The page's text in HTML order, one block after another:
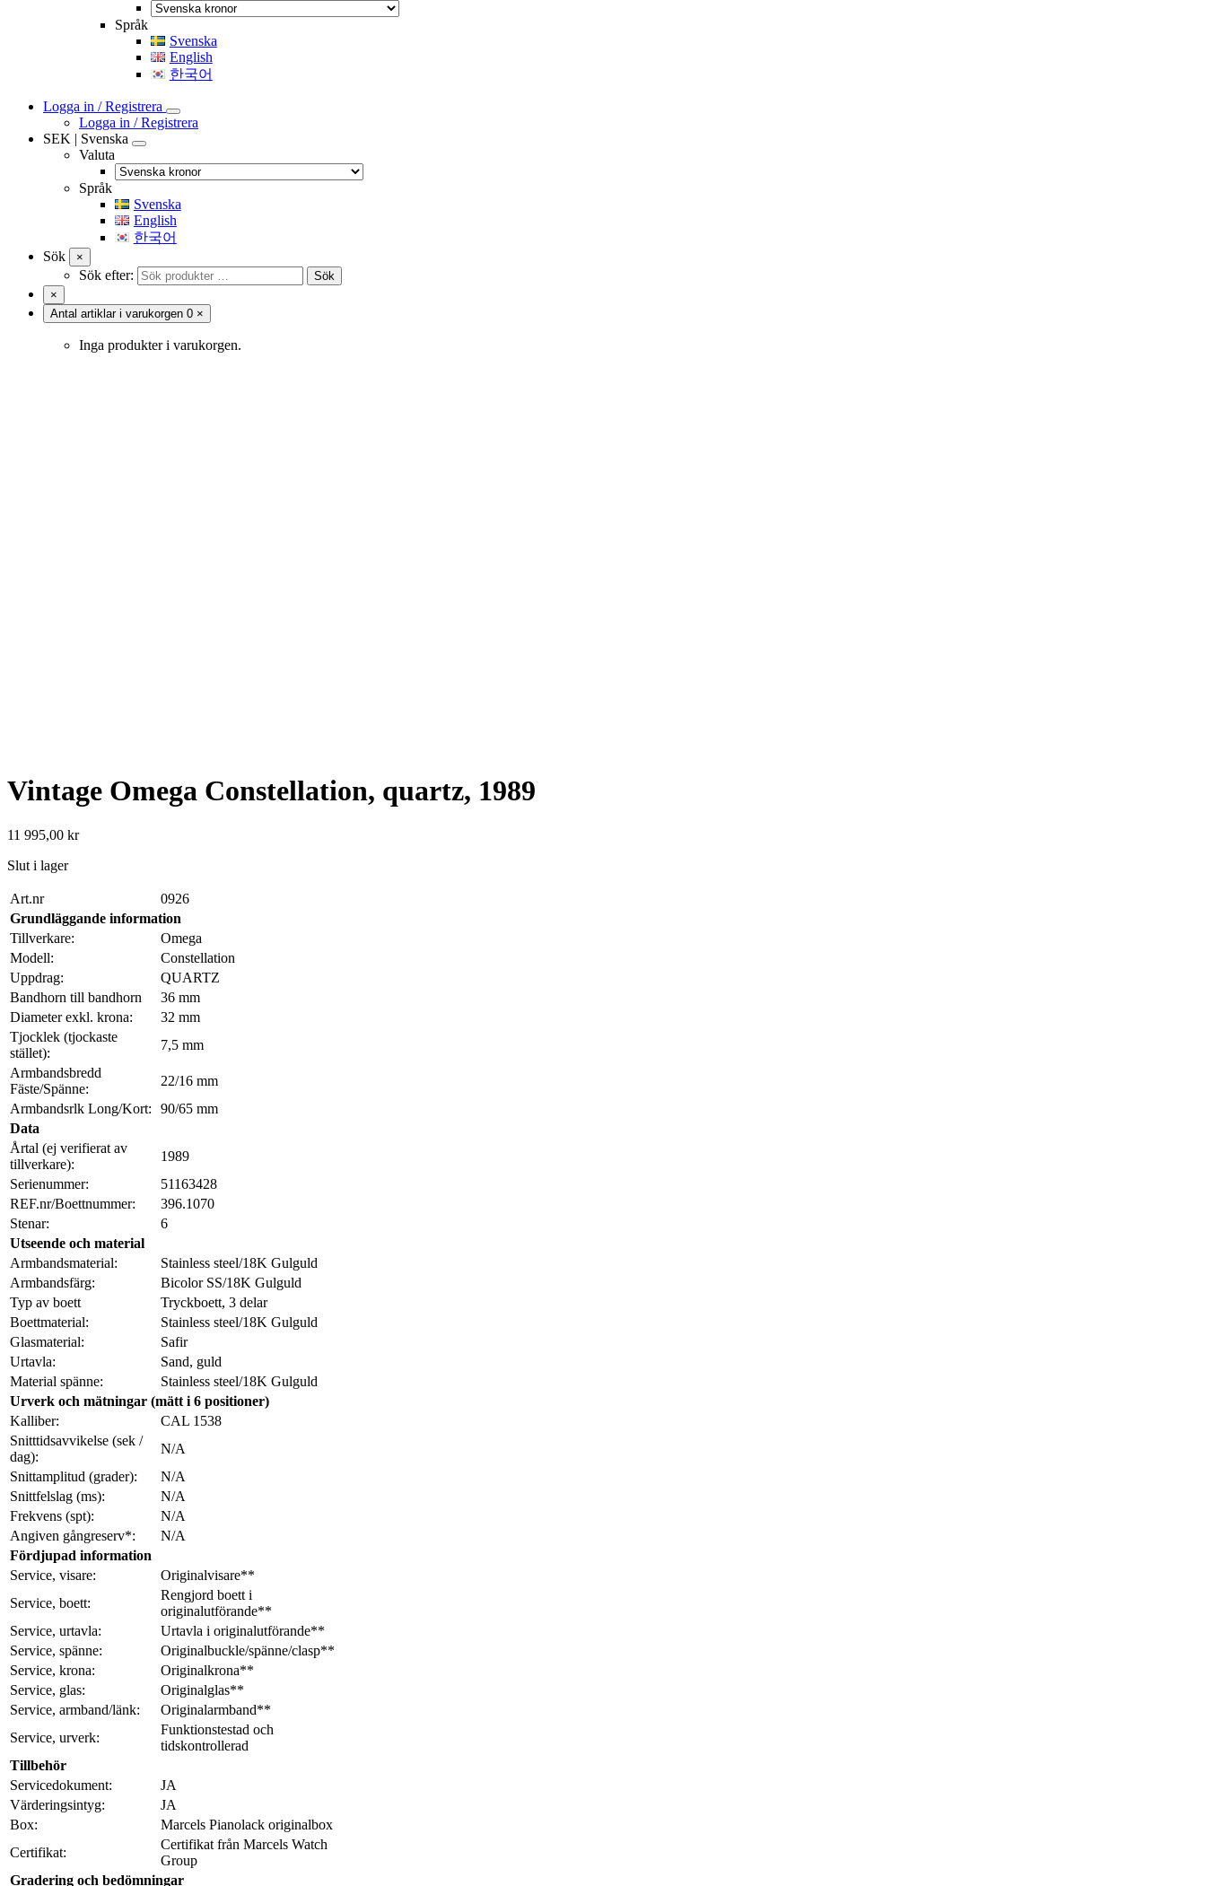
Språk
Svenska
English
한국어
Logga in / Registrera
Logga in / Registrera
SEK | Svenska
Valuta
Språk
Svenska
English
한국어
Sök
×
Sök efter:
Sök
×
Antal artiklar i varukorgen 0 ×
Inga produkter i varukorgen.
Vintage Omega Constellation, quartz, 1989
11 995,00 kr
Slut i lager
Art.nr
0926
Grundläggande information
Tillverkare:
Omega
Modell:
Constellation
Uppdrag:
QUARTZ
Bandhorn till bandhorn
36 mm
Diameter exkl. krona:
32 mm
Tjocklek (tjockaste
stället):
7,5 mm
Armbandsbredd
Fäste/Spänne:
22/16 mm
Armbandsrlk Long/Kort:
90/65 mm
Data
Årtal (ej verifierat av
tillverkare):
1989
Serienummer:
51163428
REF.nr/Boettnummer:
396.1070
Stenar:
6
Utseende och material
Armbandsmaterial:
Stainless steel/18K Gulguld
Armbandsfärg:
Bicolor SS/18K Gulguld
Typ av boett
Tryckboett, 3 delar
Boettmaterial:
Stainless steel/18K Gulguld
Glasmaterial:
Safir
Urtavla:
Sand, guld
Material spänne:
Stainless steel/18K Gulguld
Urverk och mätningar (mätt i 6 positioner)
Kalliber:
CAL 1538
Snitttidsavvikelse (sek /
dag):
N/A
Snittamplitud (grader):
N/A
Snittfelslag (ms):
N/A
Frekvens (spt):
N/A
Angiven gångreserv*:
N/A
Fördjupad information
Service, visare:
Originalvisare**
Service, boett:
Rengjord boett i
originalutförande**
Service, urtavla:
Urtavla i originalutförande**
Service, spänne:
Originalbuckle/spänne/clasp**
Service, krona:
Originalkrona**
Service, glas:
Originalglas**
Service, armband/länk:
Originalarmband**
Service, urverk:
Funktionstestad och
tidskontrollerad
Tillbehör
Servicedokument:
JA
Värderingsintyg:
JA
Box:
Marcels Pianolack originalbox
Certifikat:
Certifikat från Marcels Watch
Group
Gradering och bedömningar